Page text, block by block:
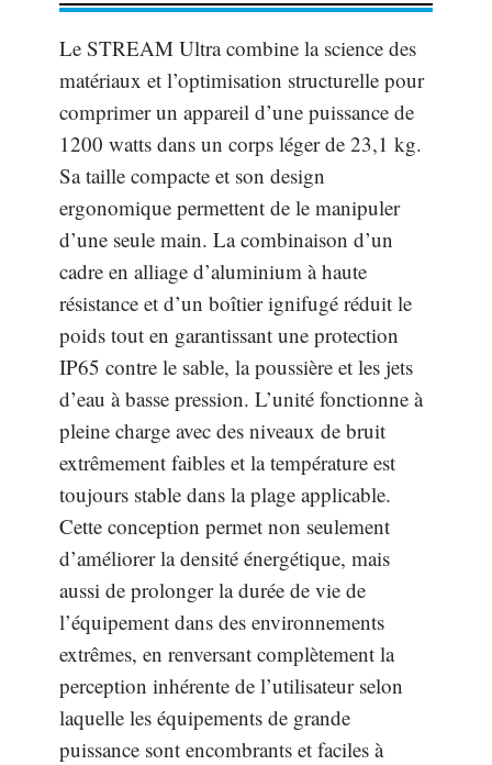
Le STREAM Ultra combine la science des
matériaux et l’optimisation structurelle pour
comprimer un appareil d’une puissance de
1200 watts dans un corps léger de 23,1 kg.
Sa taille compacte et son design
ergonomique permettent de le manipuler
d’une seule main. La combinaison d’un
cadre en alliage d’aluminium à haute
résistance et d’un boîtier ignifugé réduit le
poids tout en garantissant une protection
IP65 contre le sable, la poussière et les jets
d’eau à basse pression. L’unité fonctionne à
pleine charge avec des niveaux de bruit
extrêmement faibles et la température est
toujours stable dans la plage applicable.
Cette conception permet non seulement
d’améliorer la densité énergétique, mais
aussi de prolonger la durée de vie de
l’équipement dans des environnements
extrêmes, en renversant complètement la
perception inhérente de l’utilisateur selon
laquelle les équipements de grande
puissance sont encombrants et faciles à